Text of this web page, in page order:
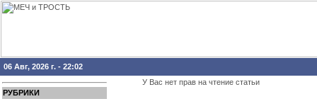
06 Авг, 2026 г. - 22:02
РУБРИКИ
У Вас нет прав на чтение статьи